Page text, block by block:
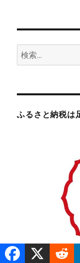
検
索:
ふるさと納税は